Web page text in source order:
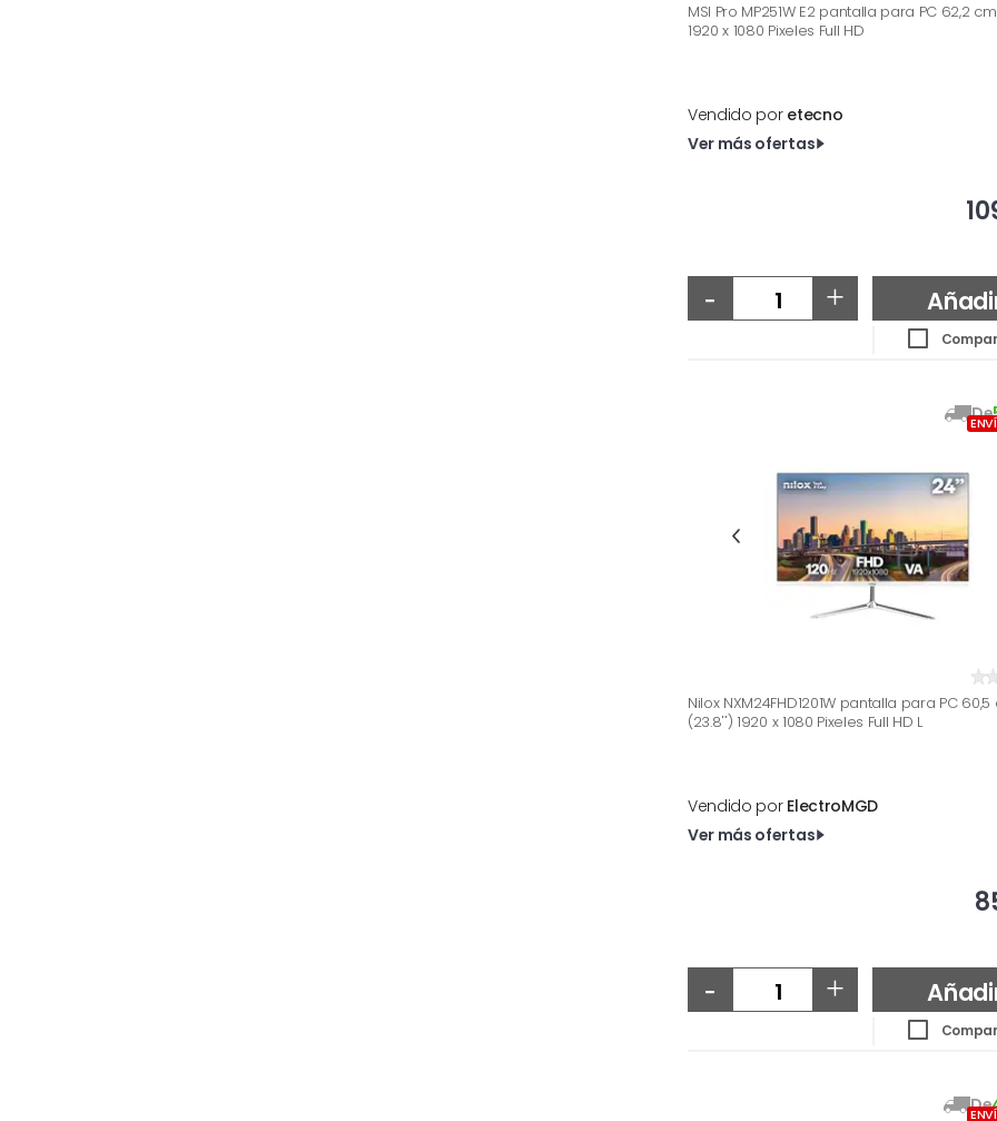
MSI Pro MP251W E2 pantalla para PC 62,2
1920 x 1080 Pixeles Full HD
Vendido por etecno
Ver más ofertas
- +
De
Nilox NXM24FHD1201W pantalla para PC 60,5
(23.8'') 1920 x 1080 Pixeles Full HD L
Vendido por ElectroMGD
Ver más ofertas
- +
De